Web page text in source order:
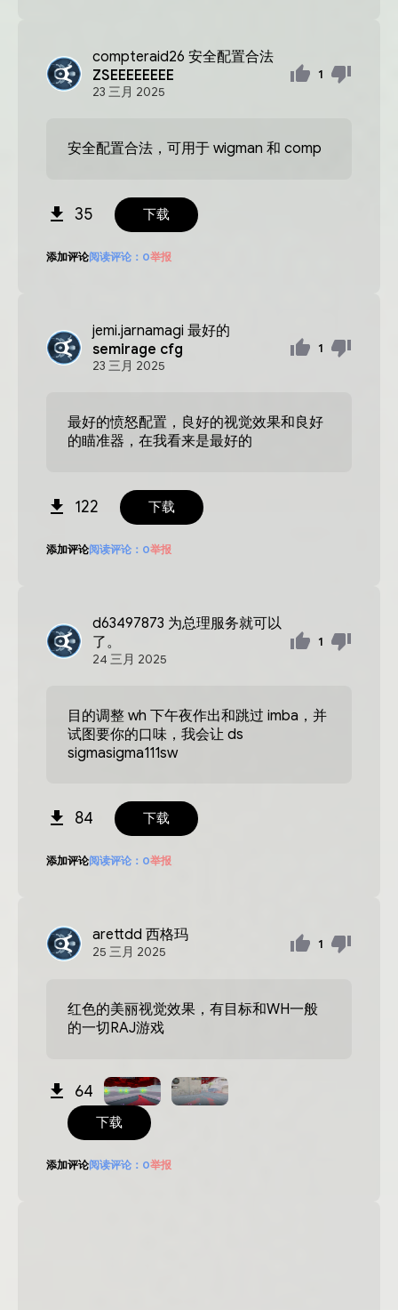
compteraid26 安全配置合法
ZSEEEEEEEE
23 三月 2025
1
安全配置合法，可用于 wigman 和 comp
35 下载
添加评论阅读评论： 0举报
jemi.jarnamagi 最好的
semirage cfg
23 三月 2025
1
最好的愤怒配置，良好的视觉效果和良好
的瞄准器，在我看来是最好的
122 下载
添加评论阅读评论： 0举报
d63497873 为总理服务就可以
了。
24 三月 2025
1
目的调整 wh 下午夜作出和跳过 imba，并
试图要你的口味，我会让 ds
sigmasigma111sw
84 下载
添加评论阅读评论： 0举报
arettdd 西格玛
25 三月 2025
1
红色的美丽视觉效果，有目标和WH一般
的一切RAJ游戏
64
下载
添加评论阅读评论： 0举报